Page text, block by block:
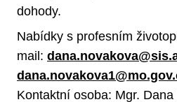
dohody.
Nabídky s profesním
mail:
Kontaktní osoba: Mgr.